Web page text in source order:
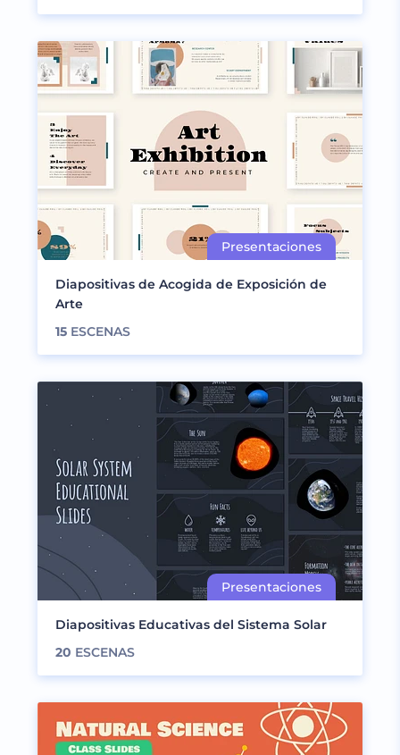
Diapositivas de Acogida de Exposición de
Arte
15 ESCENAS
Diapositivas Educativas del Sistema Solar
20 ESCENAS